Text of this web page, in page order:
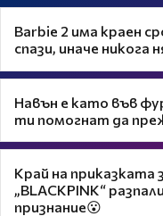
Barbie 2 има краен
спази, иначе никога
Навън е като във
ти помогнат да
Край на приказката
„BLACKPINK“
признание😮